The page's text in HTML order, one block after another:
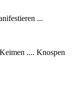
...
.... Knospen